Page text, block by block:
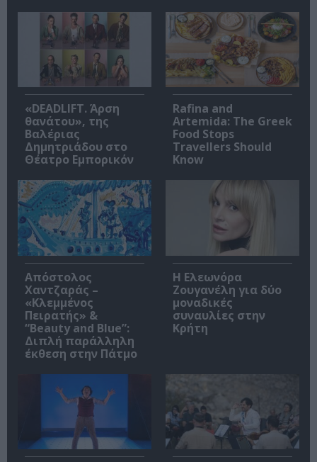
«DEADLIFT. Άρση
θανάτου», της
Βαλέριας
Δημητριάδου στο
Θέατρο Εμπορικόν
Rafina and
Artemida: The Greek
Food Stops
Travellers Should
Know
Απόστολος
Χαντζαράς –
«Κλεμμένος
Πειρατής» &
“Beauty and Blue”:
Διπλή παράλληλη
έκθεση στην Πάτμο
Η Ελεωνόρα
Ζουγανέλη για δύο
μοναδικές
συναυλίες στην
Κρήτη